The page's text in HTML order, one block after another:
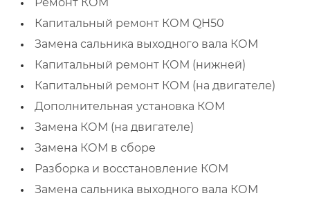
Капитальный ремонт КОМ QH50
Замена сальника выходного вала КОМ
Капитальный ремонт КОМ (нижней)
Капитальный ремонт КОМ (на двигателе)
Дополнительная установка КОМ
Замена КОМ (на двигателе)
Замена КОМ в сборе
Разборка и восстановление КОМ
Замена сальника выходного вала КОМ